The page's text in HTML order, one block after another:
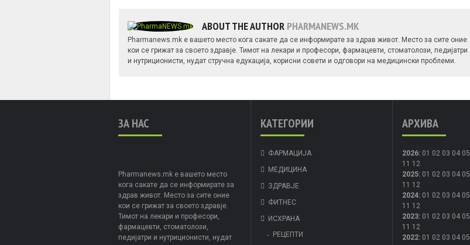
ABOUT THE AUTHOR PHARMANEWS.MK
Pharmanews.mk е вашето место кога сакате да се информирате за здрав живот. Место за сите оние
кои се грижат за своето здравје. Тимот на лекари и професори, фармацевти, стоматолози, педијатри
и нутриционисти, нудат стручна едукација, корисни совети и одговори на медицински проблеми.
ЗА НАС
Pharmanews.mk е вашето место
кога сакате да се информирате за
здрав живот. Место за сите оние
кои се грижат за своето здравје.
Тимот на лекари и професори,
фармацевти, стоматолози,
педијатри и нутриционисти, нудат
КАТЕГОРИИ
ФАРМАЦИЈА
МЕДИЦИНА
ЗДРАВЈЕ
ФИТНЕС
ИСХРАНА
РЕЦЕПТИ
АРХИВА
2026: 01 02 03 04 05
11 12
2025: 01 02 03 04 05
11 12
2024: 01 02 03 04 05
11 12
2023: 01 02 03 04 05
11 12
2022: 01 02 03 04 05